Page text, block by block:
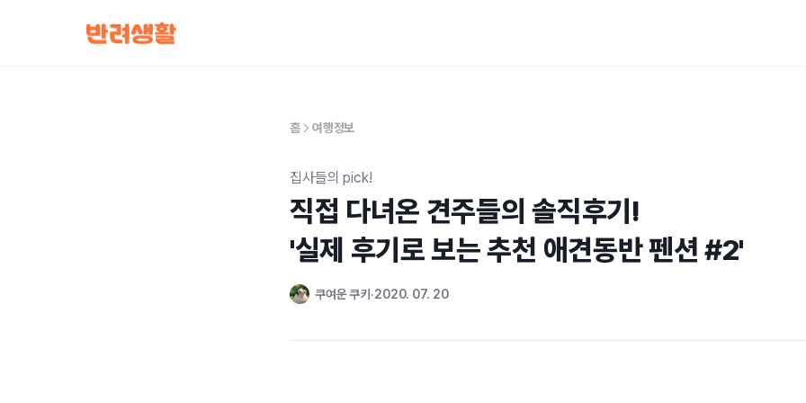
홈 여행정보
집사들의 pick!
직접 다녀온 견주들의 솔직후기!
'실제 후기로 보는 추천 애견동반 펜션 #2'
쿠여운 쿠키 2020. 07. 20